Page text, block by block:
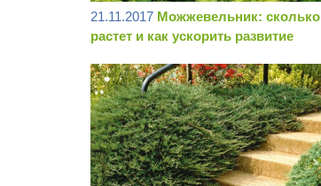
21.11.2017 Можжевельник: сколько
растет и как ускорить развитие